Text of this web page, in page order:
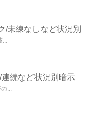
/未練なしなど状況別
...
続など状況別暗示
...